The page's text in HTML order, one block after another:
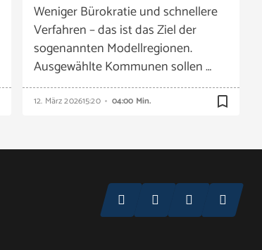
Weniger Bürokratie und schnellere
Verfahren – das ist das Ziel der
sogenannten Modellregionen.
Ausgewählte Kommunen sollen …
12. März 202615:20 04:00 Min. bookmark_border